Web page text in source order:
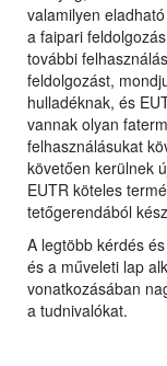
valamilyen
a faipari
további
feldolgozást,
hulladéknak, és
vannak olyan
felhasználásukat
követően kerülnek
EUTR köteles
tetőgerendából
A legtöbb kérdés
és a műveleti lap
vonatkozásában
a tudnivalókat.